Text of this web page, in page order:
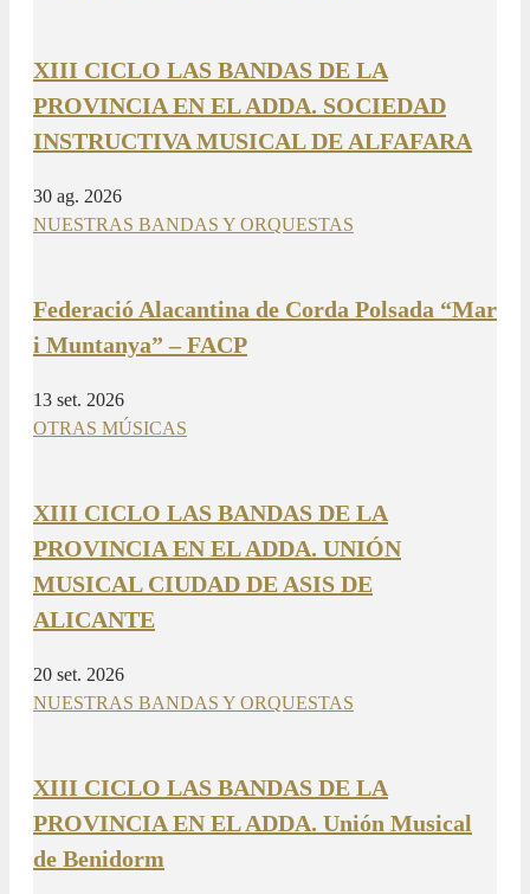
XIII CICLO LAS BANDAS DE LA
PROVINCIA EN EL ADDA. SOCIEDAD
INSTRUCTIVA MUSICAL DE ALFAFARA
30 ag. 2026
NUESTRAS BANDAS Y ORQUESTAS
Federació Alacantina de Corda Polsada “Mar
i Muntanya” – FACP
13 set. 2026
OTRAS MÚSICAS
XIII CICLO LAS BANDAS DE LA
PROVINCIA EN EL ADDA. UNIÓN
MUSICAL CIUDAD DE ASIS DE
ALICANTE
20 set. 2026
NUESTRAS BANDAS Y ORQUESTAS
XIII CICLO LAS BANDAS DE LA
PROVINCIA EN EL ADDA. Unión Musical
de Benidorm